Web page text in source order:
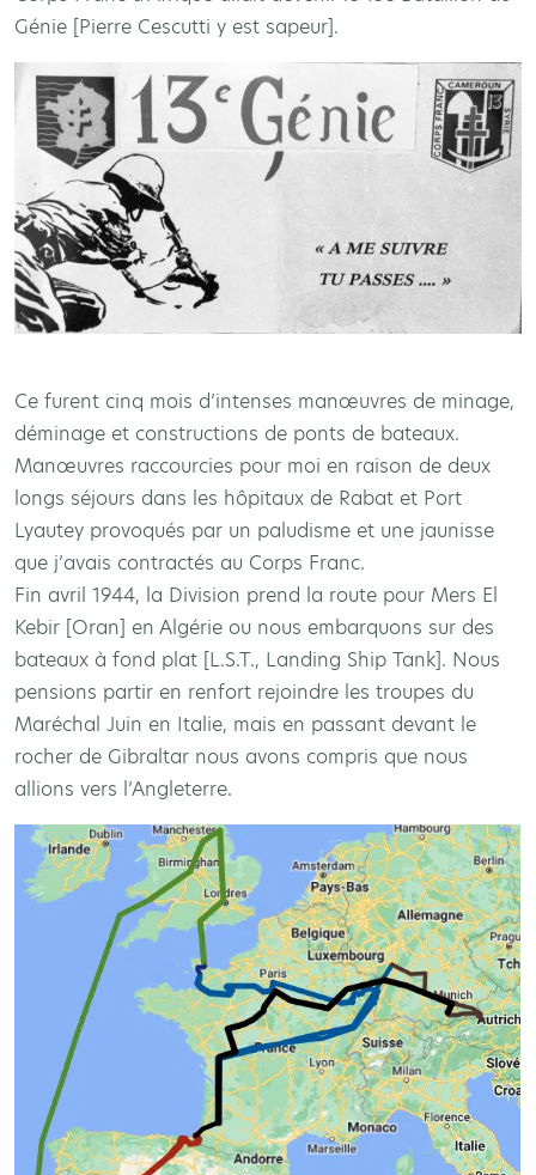
Génie [Pierre Cescutti y est sapeur].
Ce furent cinq mois d’intenses manœuvres de minage,
déminage et constructions de ponts de bateaux.
Manœuvres raccourcies pour moi en raison de deux
longs séjours dans les hôpitaux de Rabat et Port
Lyautey provoqués par un paludisme et une jaunisse
que j’avais contractés au Corps Franc.
Fin avril 1944, la Division prend la route pour Mers El
Kebir [Oran] en Algérie ou nous embarquons sur des
bateaux à fond plat [L.S.T., Landing Ship Tank]. Nous
pensions partir en renfort rejoindre les troupes du
Maréchal Juin en Italie, mais en passant devant le
rocher de Gibraltar nous avons compris que nous
allions vers l’Angleterre.